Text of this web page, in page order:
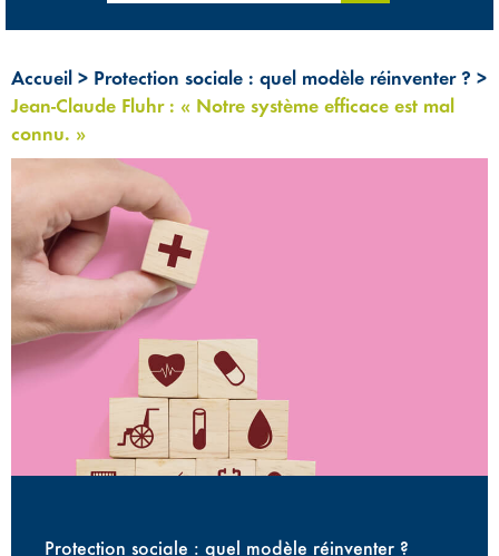
Accueil > Protection sociale : quel modèle réinventer ? >
Jean-Claude Fluhr : « Notre système efficace est mal
connu. »
Protection sociale : quel modèle réinventer ?